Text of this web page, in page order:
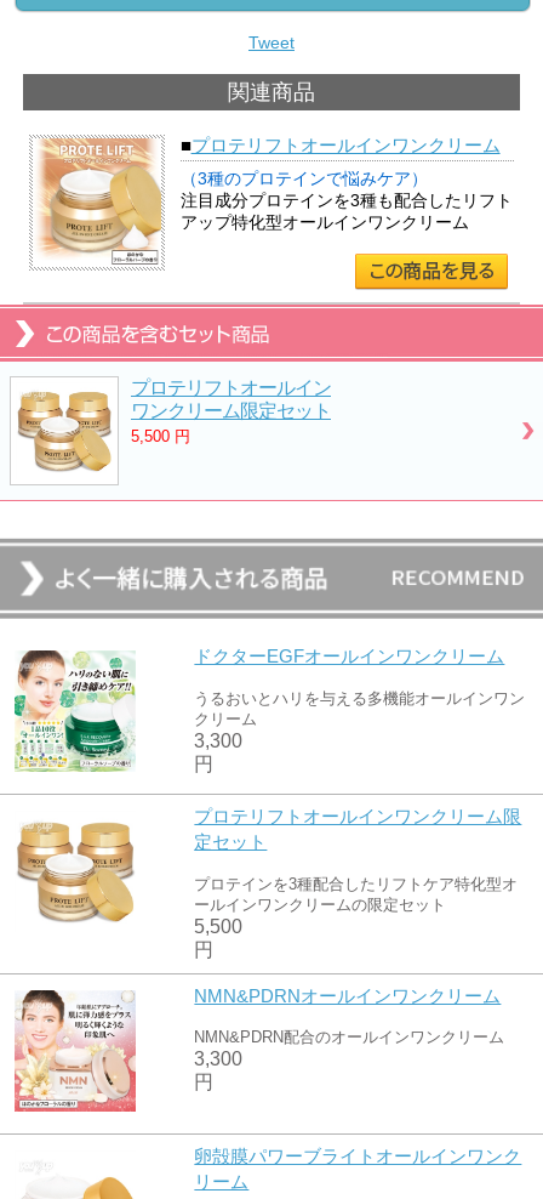
Tweet
関連商品
■プロテリフトオールインワンクリーム
（3種のプロテインで悩みケア）
注目成分プロテインを3種も配合したリフト
アップ特化型オールインワンクリーム
プロテリフトオールイン
ワンクリーム限定セット
5,500 円
ドクターEGFオールインワンクリーム
うるおいとハリを与える多機能オールインワン
クリーム
3,300
円
プロテリフトオールインワンクリーム限
定セット
プロテインを3種配合したリフトケア特化型オ
ールインワンクリームの限定セット
5,500
円
NMN&PDRNオールインワンクリーム
NMN&PDRN配合のオールインワンクリーム
3,300
円
卵殻膜パワーブライトオールインワンク
リーム